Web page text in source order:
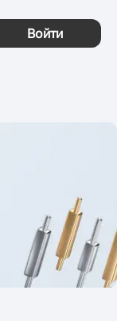
Войти